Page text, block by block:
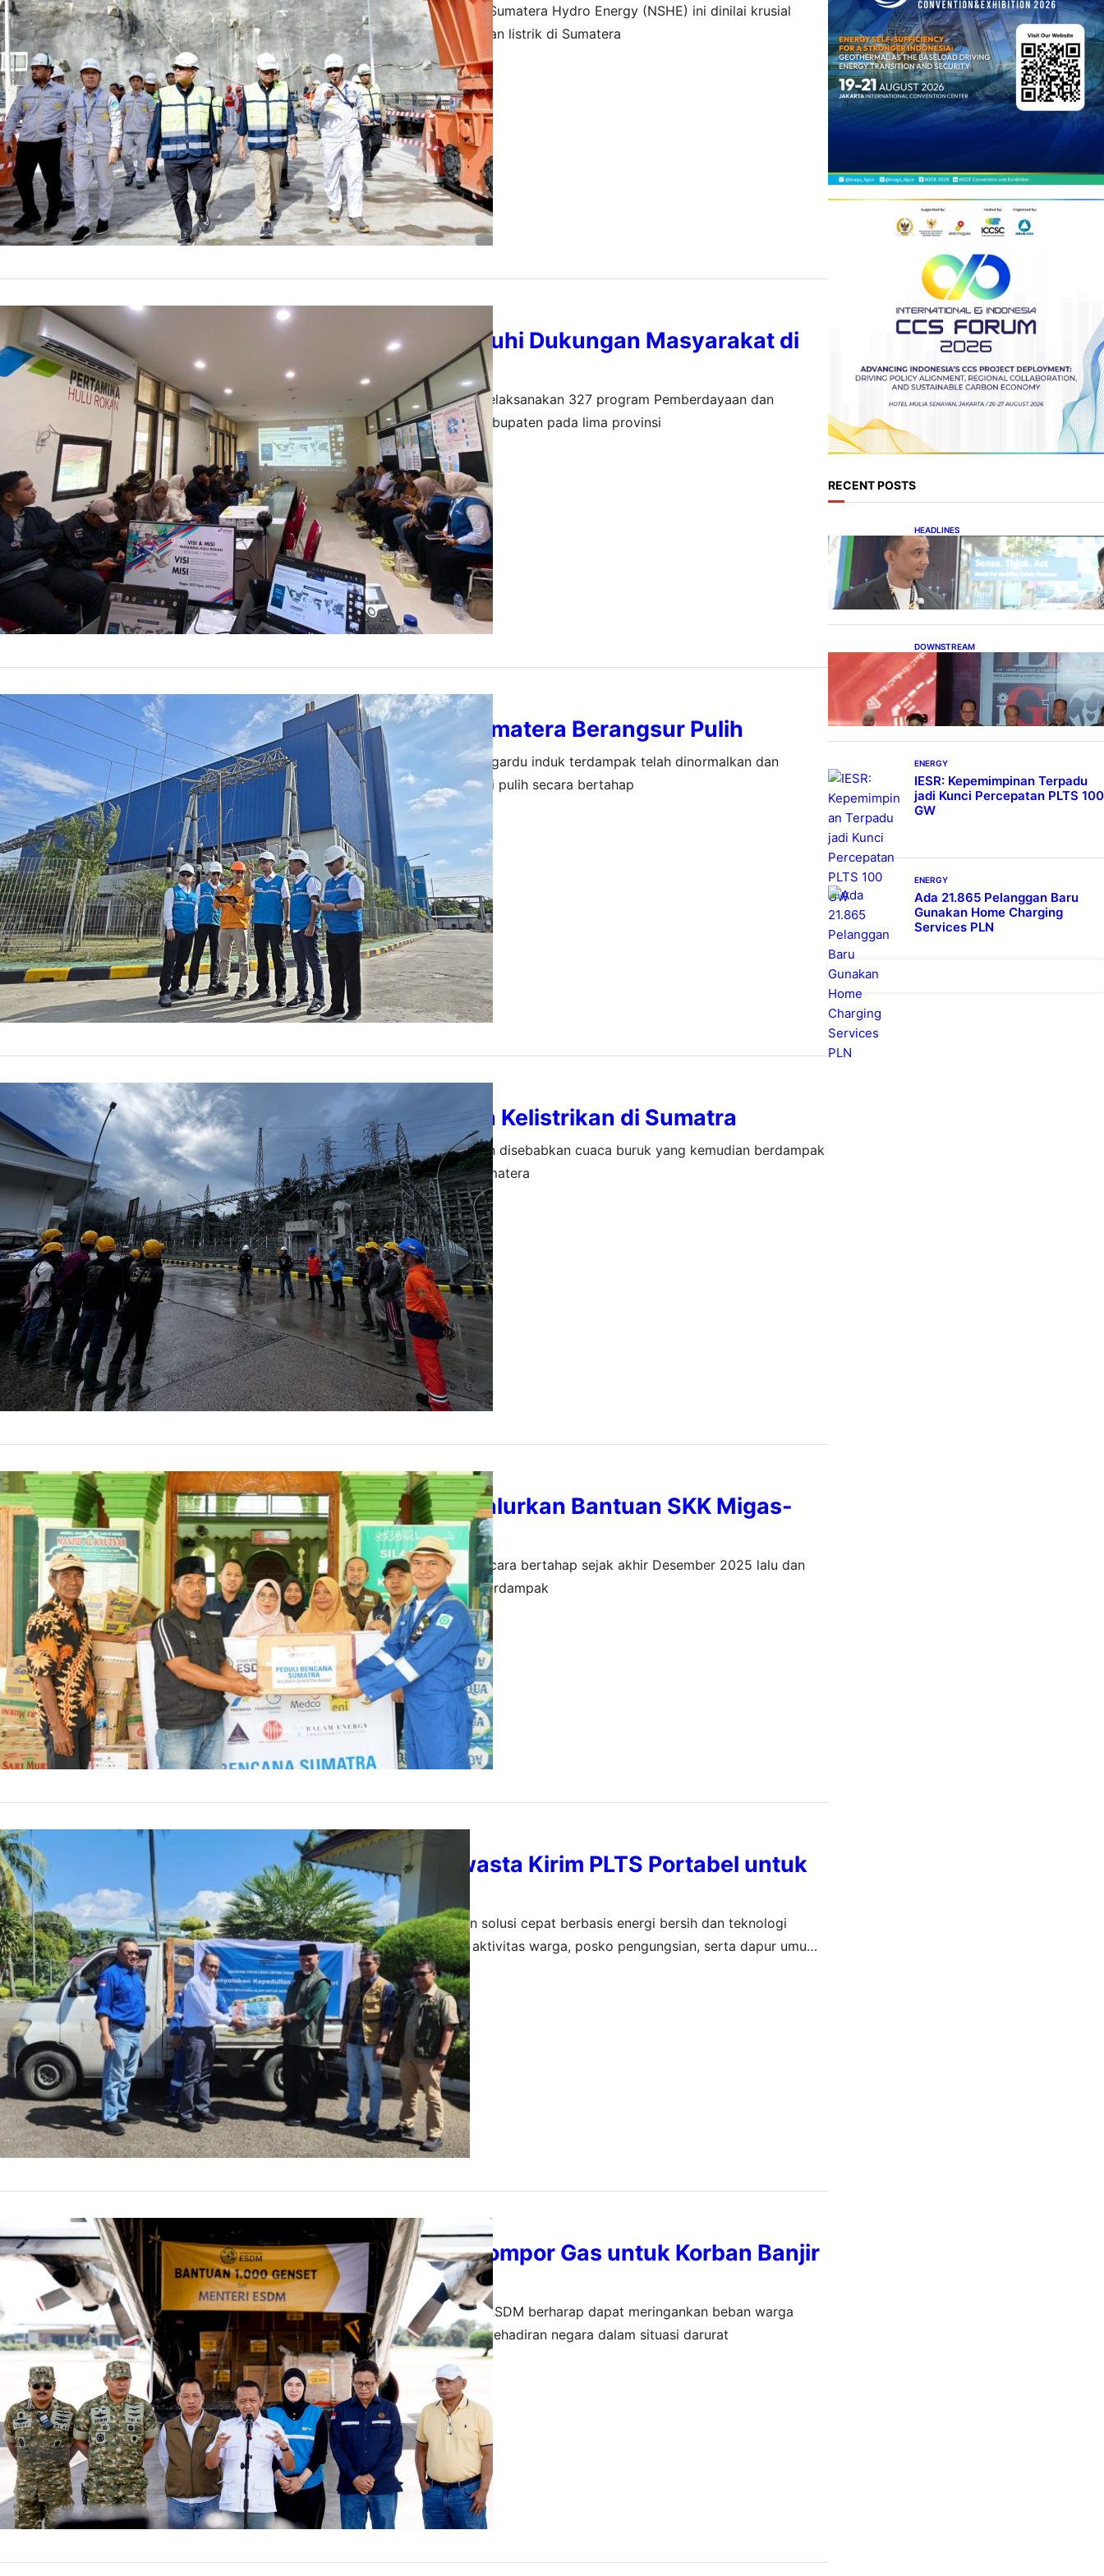
PLTA yang dikembangkan PT North Sumatera Hydro Energy (NSHE) ini dinilai krusial
untuk memperkuat keandalan pasokan listrik di Sumatera
byPrismono3 Agustus 2026
HEADLINES
Program PPM Pengaruhi Dukungan Masyarakat di
Wilayah Operasi PHR
Sepanjang tahun 2025, PHR telah melaksanakan 327 program Pemberdayaan dan
Pelibatan Masyarakat (PPM) di 31 kabupaten pada lima provinsi
by Prismono 16 Juli 2026
ENERGY
Sistem Kelistrikan Sumatera Berangsur Pulih
Hingga Minggu siang, sebanyak 176 gardu induk terdampak telah dinormalkan dan
pasokan listrik ke pelanggan kembali pulih secara bertahap
Prismono 24 Mei 2026
Ini Progres Pemulihan Kelistrikan di Sumatra
Indikasi awal yang muncul, gangguan disebabkan cuaca buruk yang kemudian berdampak
pada sebagian sistem kelistrikan Sumatera
byPrismono23 Mei 2026
ENVIRONMENT
Medco Foundation Salurkan Bantuan SKK Migas-
KKKS Sumbagut
Bantuan tersebut telah disalurkan secara bertahap sejak akhir Desember 2025 lalu dan
dipastikan logistik tiba di titik-titik terdampak
byPrismono 5 Januari 2026
Produsen Listrik Swasta Kirim PLTS Portabel untuk
Korban Bencana
Bantuan APLSI melalui penyediaan solusi cepat berbasis energi bersih dan teknologi
konektivitas ini guna mendukung aktivitas warga, posko pengungsian, serta dapur umum
di wilayah terdampak
byPrismono29 Desember 2025
Ribuan Genset dan Kompor Gas untuk Korban Banjir
Aceh & Sumatera
Melalui pengiriman ini, Kementerian ESDM berharap dapat meringankan beban warga
terdampak banjir dan menunjukkan kehadiran negara dalam situasi darurat
byFachry Latief 27 Desember 2025
RECENT POSTS
HEADLINES
Teknologi Keselamatan,
Penentu Baru Persaingan
Industri Otomotif
DOWNSTREAM
Terbuka, Peluang Usaha bagi
IKM Alas Kaki Lokal
ENERGY
IESR: Kepemimpinan Terpadu
jadi Kunci Percepatan PLTS 100
GW
ENERGY
Ada 21.865 Pelanggan Baru
Gunakan Home Charging
Services PLN